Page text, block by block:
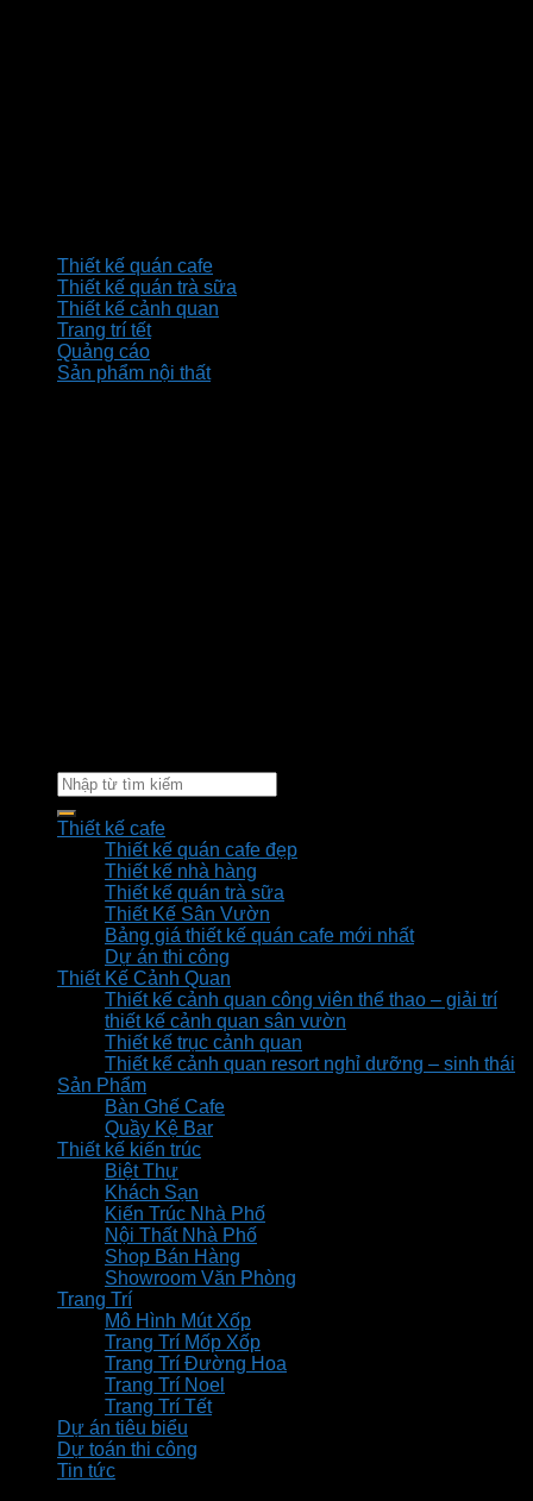
Thiết kế quán cafe
Thiết kế quán trà sữa
Thiết kế cảnh quan
Trang trí tết
Quảng cáo
Sản phẩm nội thất
Thiết kế cafe
Thiết kế quán cafe đẹp
Thiết kế nhà hàng
Thiết kế quán trà sữa
Thiết Kế Sân Vườn
Bảng giá thiết kế quán cafe mới nhất
Dự án thi công
Thiết Kế Cảnh Quan
Thiết kế cảnh quan công viên thể thao – giải trí
thiết kế cảnh quan sân vườn
Thiết kế trục cảnh quan
Thiết kế cảnh quan resort nghỉ dưỡng – sinh thái
Sản Phẩm
Bàn Ghế Cafe
Quầy Kệ Bar
Thiết kế kiến trúc
Biệt Thự
Khách Sạn
Kiến Trúc Nhà Phố
Nội Thất Nhà Phố
Shop Bán Hàng
Showroom Văn Phòng
Trang Trí
Mô Hình Mút Xốp
Trang Trí Mốp Xốp
Trang Trí Đường Hoa
Trang Trí Noel
Trang Trí Tết
Dự án tiêu biểu
Dự toán thi công
Tin tức